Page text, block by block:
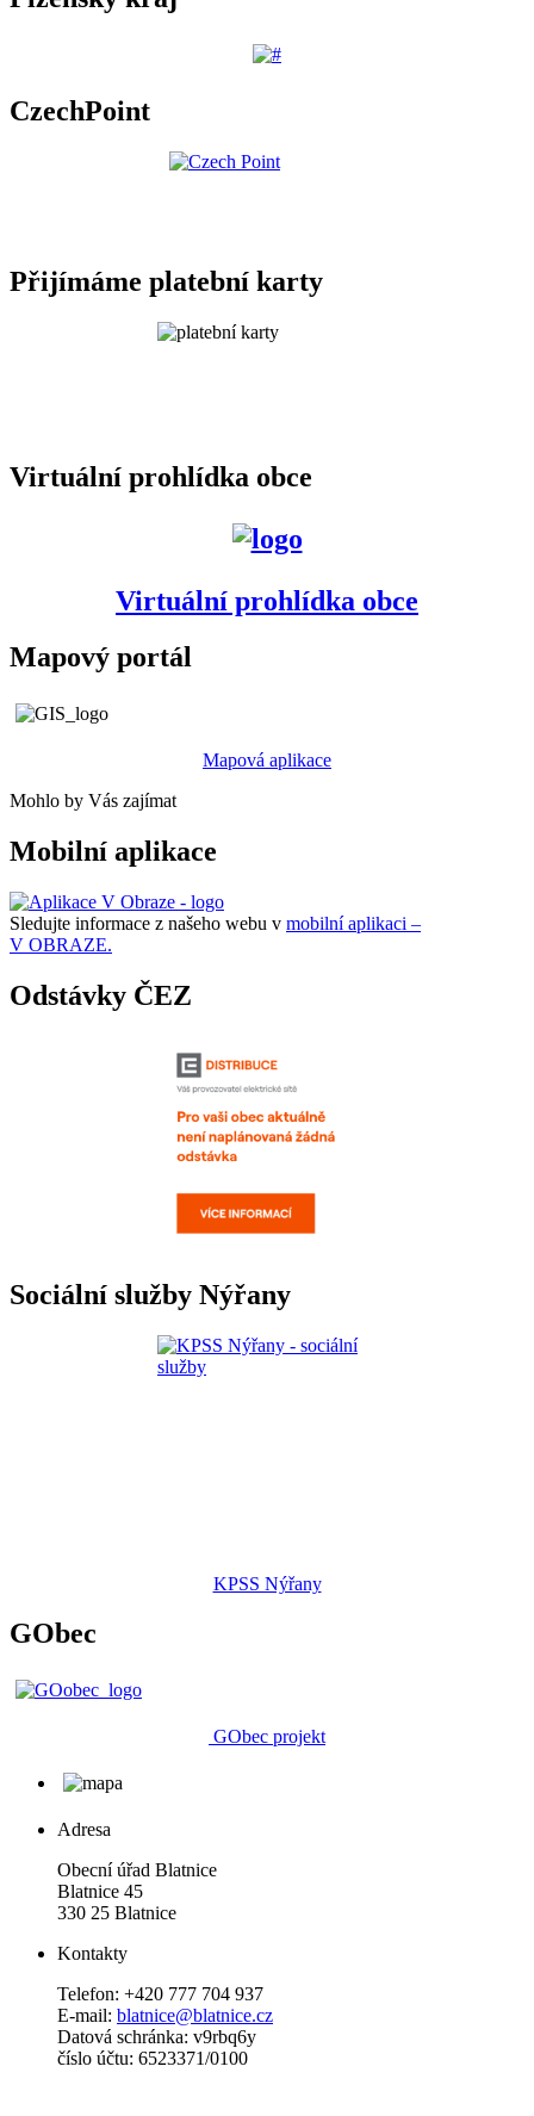
CzechPoint
Přijímáme platební karty
Virtuální prohlídka obce
Virtuální prohlídka obce
Mapový portál
Mapová aplikace
Mohlo by Vás zajímat
Mobilní aplikace
Sledujte informace z našeho webu v mobilní aplikaci –
V OBRAZE.
Odstávky ČEZ
Sociální služby Nýřany
KPSS Nýřany
GObec
GObec projekt
Adresa
Obecní úřad Blatnice
Blatnice 45
330 25 Blatnice
Kontakty
Telefon: +420 777 704 937
E-mail: blatnice@blatnice.cz
Datová schránka: v9rbq6y
číslo účtu: 6523371/0100